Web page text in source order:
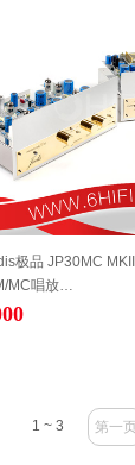
极品 JP30MC
MC唱放…
1 ~ 3 第一页